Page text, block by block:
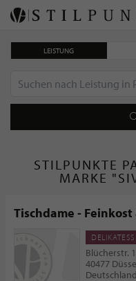
LEISTUNG
STILPUNKTE
MARKE
Tischdame -
Blücherstr. 1
40477
Deutschland